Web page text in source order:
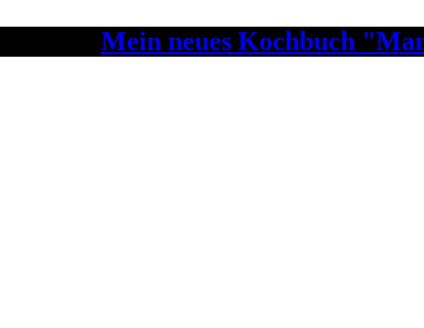
Mein neues Kochbuch